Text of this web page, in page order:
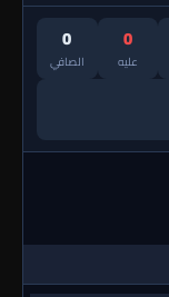
0
عليه
0
الصافي